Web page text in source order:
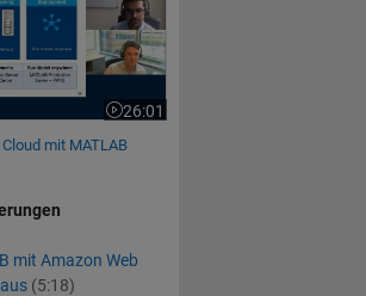
26:01
Dauer des Videos 26:01
mit MATLAB
mit Amazon Web
(5:18)